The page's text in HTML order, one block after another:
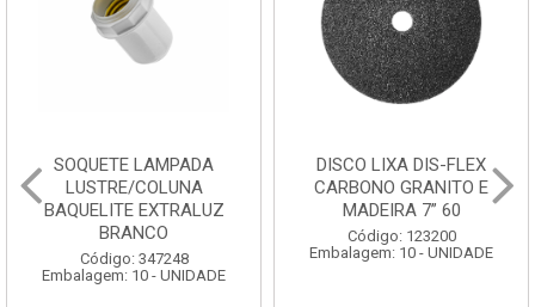
SOQUETE LAMPADA
LUSTRE/COLUNA
BAQUELITE EXTRALUZ
BRANCO
Código: 347248
Embalagem: 10 - UNIDADE
DISCO LIXA DIS-FLEX
CARBONO GRANITO E
MADEIRA 7” 60
Código: 123200
Embalagem: 10 - UNIDADE